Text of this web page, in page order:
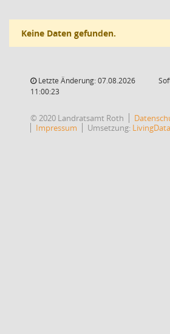
Keine Daten gefunden.
Letzte Änderung: 07.08.2026
11:00:23
© 2020 Landratsamt Roth
Impressum
Umsetzung: